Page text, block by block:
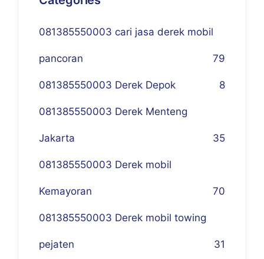
081385550003 cari jasa derek mobil
pancoran 79
081385550003 Derek Depok 8
081385550003 Derek Menteng
Jakarta 35
081385550003 Derek mobil
Kemayoran 70
081385550003 Derek mobil towing
pejaten 31